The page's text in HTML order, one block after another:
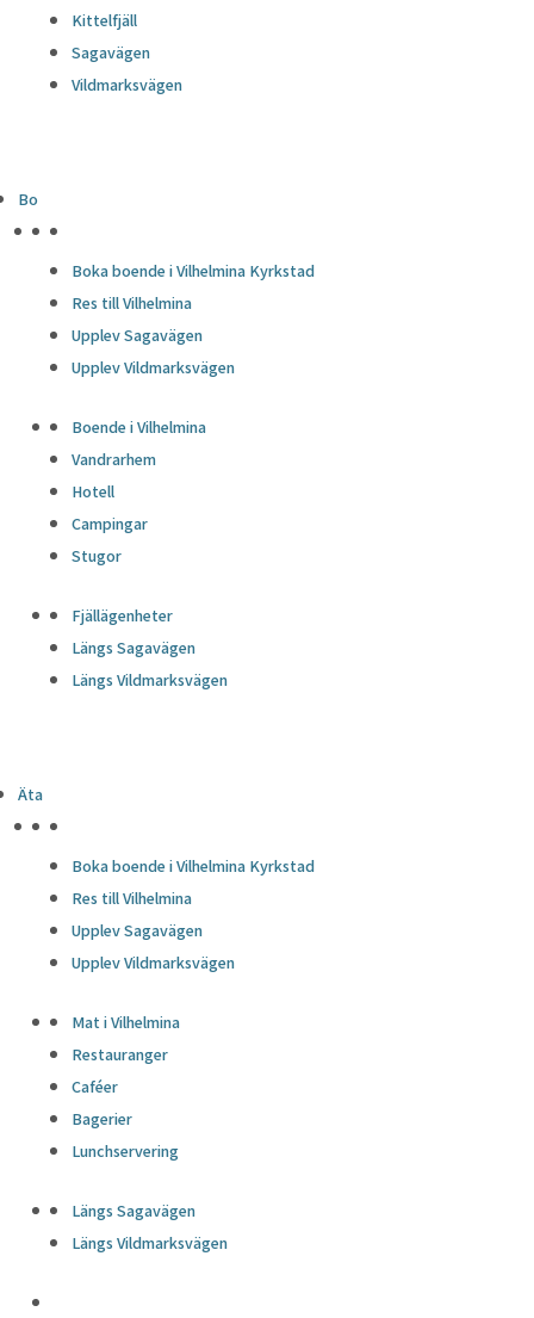
Kittelfjäll
Sagavägen
Vildmarksvägen
Bo
Boka boende i Vilhelmina Kyrkstad
Res till Vilhelmina
Upplev Sagavägen
Upplev Vildmarksvägen
Boende i Vilhelmina
Vandrarhem
Hotell
Campingar
Stugor
Fjällägenheter
Längs Sagavägen
Längs Vildmarksvägen
Äta
Boka boende i Vilhelmina Kyrkstad
Res till Vilhelmina
Upplev Sagavägen
Upplev Vildmarksvägen
Mat i Vilhelmina
Restauranger
Caféer
Bagerier
Lunchservering
Längs Sagavägen
Längs Vildmarksvägen